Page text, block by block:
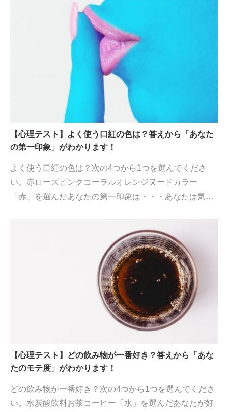
【心理テスト】よく使う口紅の色は？答えから「あなた
の第一印象」がわかります！
よく使う口紅の色は？次の4つから1つを選んでくださ
い。赤ローズピンクコーラルオレンジヌードカラー
「赤」を選んだあなたの第一印象は・・・あなたは気…
【心理テスト】どの飲み物が一番好き？答えから「あな
たのモテ度」がわかります！
どの飲み物が一番好き？次の4つから1つを選んでくださ
い。水炭酸飲料お茶コーヒー「水」を選んだあなたが好